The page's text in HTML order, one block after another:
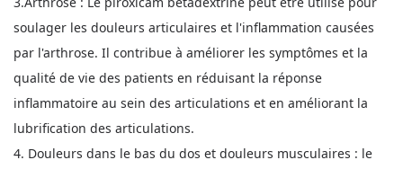
soulager les douleurs articulaires et l'inflammation causées
par l'arthrose. Il contribue à améliorer les symptômes et la
qualité de vie des patients en réduisant la réponse
inflammatoire au sein des articulations et en améliorant la
lubrification des articulations.
4. Douleurs dans le bas du dos et douleurs musculaires : le